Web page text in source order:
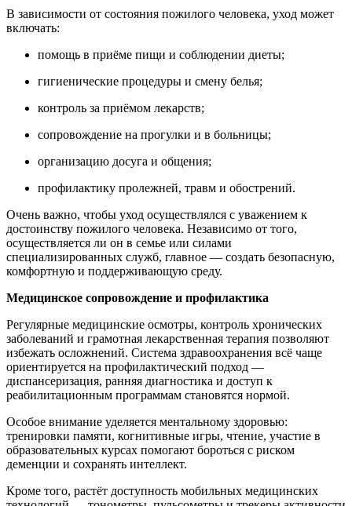
В зависимости от состояния пожилого человека, уход может
включать:
помощь в приёме пищи и соблюдении диеты;
гигиенические процедуры и смену белья;
контроль за приёмом лекарств;
сопровождение на прогулки и в больницы;
организацию досуга и общения;
профилактику пролежней, травм и обострений.
Очень важно, чтобы уход осуществлялся с уважением к
достоинству пожилого человека. Независимо от того,
осуществляется ли он в семье или силами
специализированных служб, главное — создать безопасную,
комфортную и поддерживающую среду.
Медицинское сопровождение и профилактика
Регулярные медицинские осмотры, контроль хронических
заболеваний и грамотная лекарственная терапия позволяют
избежать осложнений. Система здравоохранения всё чаще
ориентируется на профилактический подход —
диспансеризация, ранняя диагностика и доступ к
реабилитационным программам становятся нормой.
Особое внимание уделяется ментальному здоровью:
тренировки памяти, когнитивные игры, чтение, участие в
образовательных курсах помогают бороться с риском
деменции и сохранять интеллект.
Кроме того, растёт доступность мобильных медицинских